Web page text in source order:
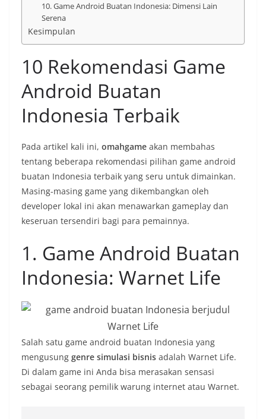
10. Game Android Buatan Indonesia: Dimensi Lain
Serena
Kesimpulan
10 Rekomendasi Game
Android Buatan
Indonesia Terbaik
Pada artikel kali ini, omahgame akan membahas
tentang beberapa rekomendasi pilihan game android
buatan Indonesia terbaik yang seru untuk dimainkan.
Masing-masing game yang dikembangkan oleh
developer lokal ini akan menawarkan gameplay dan
keseruan tersendiri bagi para pemainnya.
1. Game Android Buatan
Indonesia: Warnet Life
Salah satu game android buatan Indonesia yang
mengusung genre simulasi bisnis adalah Warnet Life.
Di dalam game ini Anda bisa merasakan sensasi
sebagai seorang pemilik warung internet atau Warnet.